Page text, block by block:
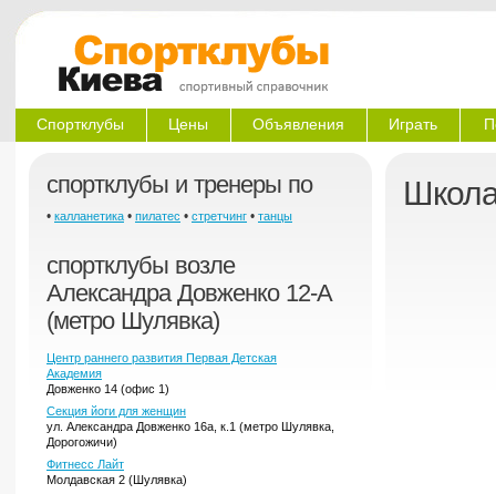
Спортклубы Цены Объявления Играть
спортклубы и тренеры по
• калланетика • пилатес • стретчинг • танцы
спортклубы возле
Александра Довженко 12-А
(метро Шулявка)
Центр раннего развития Первая Детская
Академия
Довженко 14 (офис 1)
Секция йоги для женщин
ул. Александра Довженко 16а, к.1 (метро Шулявка,
Дорогожичи)
Фитнесс Лайт
Молдавская 2 (Шулявка)